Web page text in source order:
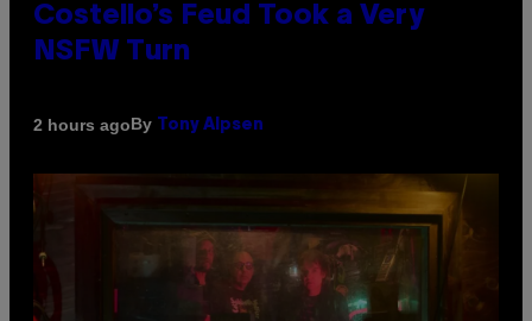
Costello’s Feud Took a Very
NSFW Turn
2 hours agoBy Tony Alpsen